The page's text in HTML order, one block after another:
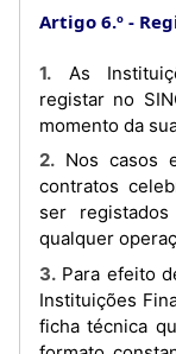
Artigo 6.º
1. As Instituições Financeiras Bancárias devem
registar no
momento da
2. Nos casos em que as operações decorrem de
contratos
ser
qualquer
3. Para efeito de registo dos contratos no SINOC, as
Instituições
ficha técnica